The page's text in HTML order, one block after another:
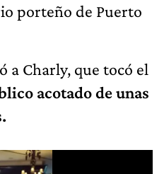
porteño de Puerto
a Charly, que tocó el
acotado de unas